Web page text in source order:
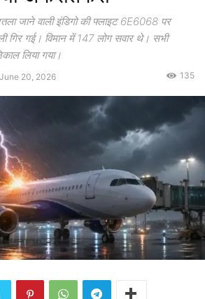
जाने वाली इंडिगो की फ्लाइट 6E6068 पर
गिर गई। विमान में 147 लोग सवार थे। सभी
लिया गया।
June 20, 2026 135